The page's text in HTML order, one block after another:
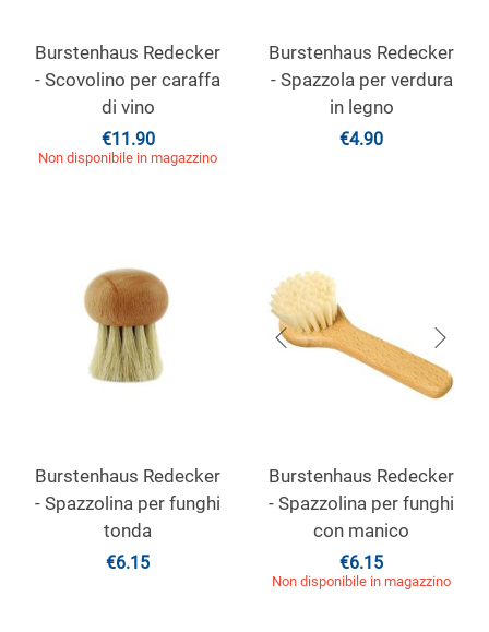
Burstenhaus Redecker
- Scovolino per caraffa
di vino
€11.90
Non disponibile in magazzino
Burstenhaus Redecker
- Spazzola per verdura
in legno
€4.90
Burstenhaus Redecker
- Spazzolina per funghi
tonda
€6.15
Burstenhaus Redecker
- Spazzolina per funghi
con manico
€6.15
Non disponibile in magazzino